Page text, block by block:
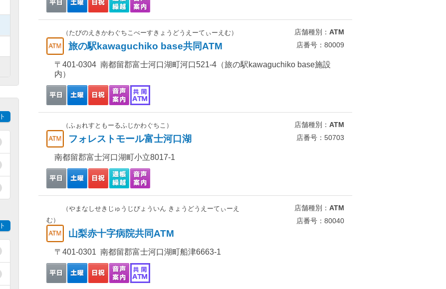
（たびのえきかわぐちこべーすきょうどうえーてぃーえむ）
旅の駅kawaguchiko base共同ATM
店舗種別： ATM
店番号：80009
〒401-0304 南都留郡富士河口湖町河口521-4（旅の駅kawaguchiko base施設
内）
（ふぉれすともーるふじかわぐちこ）
フォレストモール富士河口湖
店舗種別： ATM
店番号：50703
南都留郡富士河口湖町小立8017-1
（やまなしせきじゅうじびょういん きょうどうえーてぃーえ
む）
山梨赤十字病院共同ATM
店舗種別： ATM
店番号：80040
〒401-0301 南都留郡富士河口湖町船津6663-1